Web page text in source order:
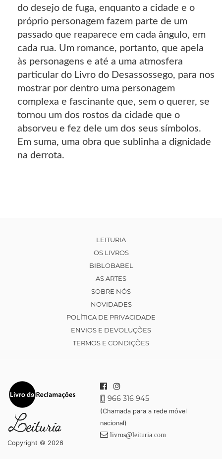
do desejo de fuga, enquanto a cidade e o
próprio personagem fazem parte de um
passado que reaparece em cada ângulo, em
cada rua. Um romance, portanto, que apela
às personagens e até a uma atmosfera
particular do Livro do Desassossego, para nos
mostrar por dentro uma personagem
complexa e fascinante que, sem o querer, se
tornou um dos rostos da cidade que o
absorveu e fez dele um dos seus símbolos.
Em suma, uma obra que sublinha a dignidade
na derrota.
LEITURIA
OS LIVROS
BIBLOBABEL
AS ARTES
SOBRE NÓS
NOVIDADES
POLÍTICA DE PRIVACIDADE
ENVIOS E DEVOLUÇÕES
TERMOS E CONDIÇÕES
Copyright © 2026
966 316 945
(Chamada para a rede móvel
nacional)
livros@leituria.com